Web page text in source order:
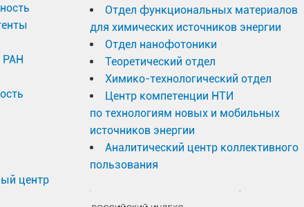
РАН
центр
Отдел функциональных материалов
для химических источников энергии
Отдел нанофотоники
Теоретический отдел
Химико-технологический отдел
Центр компетенции НТИ
по технологиям новых и мобильных
источников энергии
Аналитический центр коллективного
пользования